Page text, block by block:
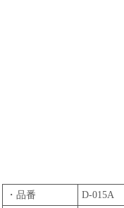
・品番
D-015A